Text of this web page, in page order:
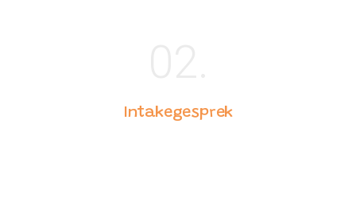
Intakegesprek